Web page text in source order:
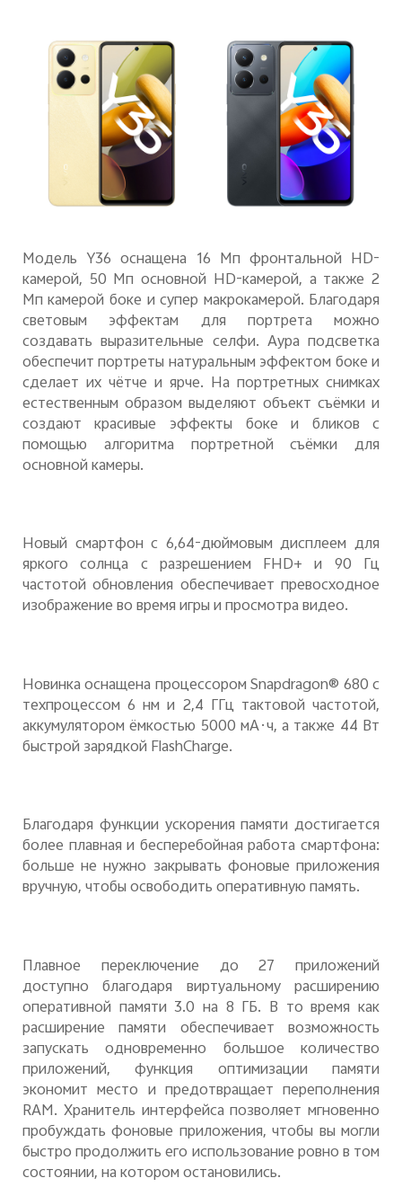
Модель Y36 оснащена 16 Мп фронтальной HD-
камерой, 50 Мп основной HD-камерой, а также 2
Мп камерой боке и супер макрокамерой. Благодаря
световым эффектам для портрета можно
создавать выразительные селфи. Аура подсветка
обеспечит портреты натуральным эффектом боке и
сделает их чётче и ярче. На портретных снимках
естественным образом выделяют объект съёмки и
создают красивые эффекты боке и бликов с
помощью алгоритма портретной съёмки для
основной камеры.
Новый смартфон с 6,64-дюймовым дисплеем для
яркого солнца с разрешением FHD+ и 90 Гц
частотой обновления обеспечивает превосходное
изображение во время игры и просмотра видео.
Новинка оснащена процессоромSnapdragon® 680 с
техпроцессом 6 нм и 2,4 ГГц тактовой частотой,
аккумулятором ёмкостью 5000 мА·ч, а также 44 Вт
быстрой зарядкой FlashCharge.
Благодаря функции ускорения памяти достигается
более плавная и бесперебойная работа смартфона:
больше не нужно закрывать фоновые приложения
вручную, чтобы освободить оперативную память.
Плавное переключение до 27 приложений
доступно благодаря виртуальному расширению
оперативной памяти 3.0 на 8 ГБ. В то время как
расширение памяти обеспечивает возможность
запускать одновременно большое количество
приложений, функция оптимизации памяти
экономит место и предотвращает переполнения
RAM. Хранитель интерфейса позволяет мгновенно
пробуждать фоновые приложения, чтобы вы могли
быстро продолжить его использование ровно в том
состоянии, на котором остановились.